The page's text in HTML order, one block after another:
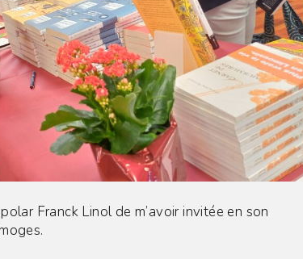
Franck Linol de m’avoir invitée en son